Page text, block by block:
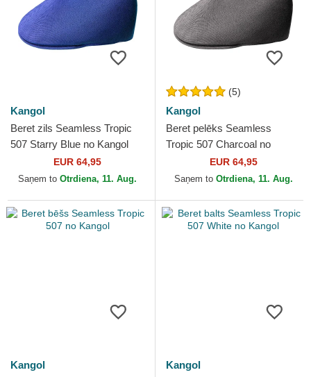
Kangol
Beret zils Seamless Tropic
507 Starry Blue no Kangol
EUR 64,95
Saņem to Otrdiena, 11. Aug.
(5)
Kangol
Beret pelēks Seamless
Tropic 507 Charcoal no
EUR 64,95
Saņem to Otrdiena, 11. Aug.
Kangol
Kangol